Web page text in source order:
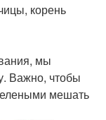
корень
мы
Важно, чтобы
мешать